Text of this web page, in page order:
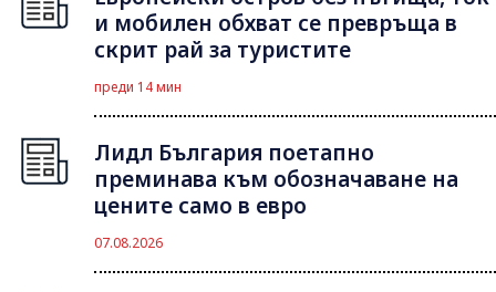
и мобилен обхват се превръща в
скрит рай за туристите
преди 14 мин
Лидл България поетапно
преминава към обозначаване на
цените само в евро
07.08.2026